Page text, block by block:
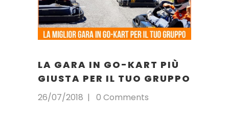
LA GARA IN GO-KART PIÙ
GIUSTA PER IL TUO GRUPPO
26/07/2018 0 Comments